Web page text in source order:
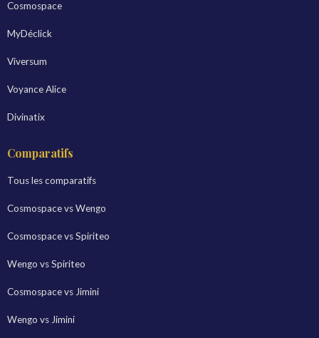
Cosmospace
MyDéclick
Viversum
Voyance Alice
Divinatix
Comparatifs
Tous les comparatifs
Cosmospace vs Wengo
Cosmospace vs Spiriteo
Wengo vs Spiriteo
Cosmospace vs Jimini
Wengo vs Jimini